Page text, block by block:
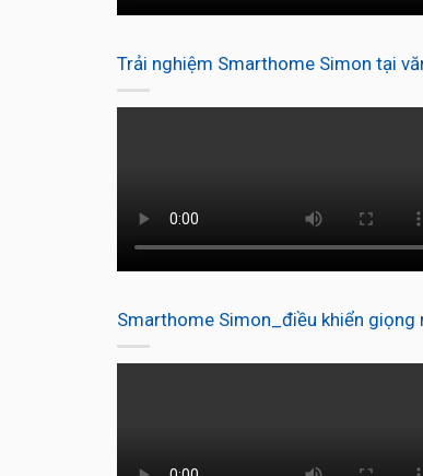
Trải nghiệm Smarthome Simon tại
Smarthome Simon_điều khiển